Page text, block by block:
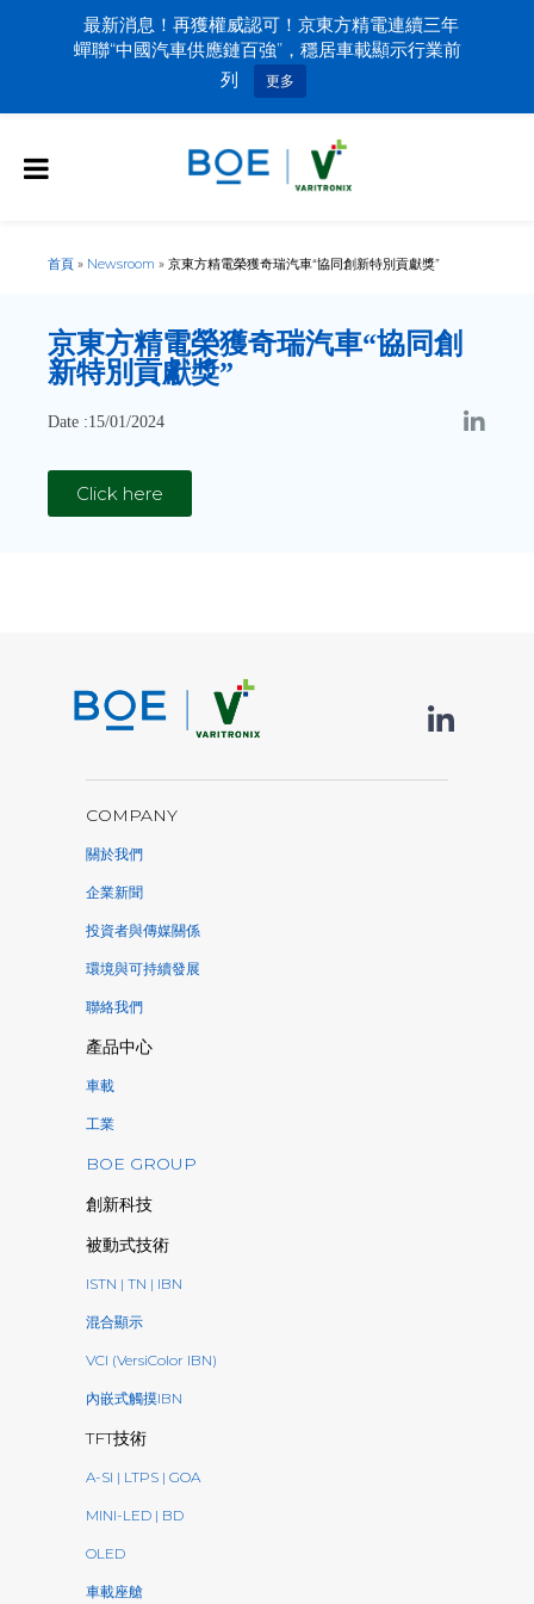
首頁 » Newsroom » 京東方精電榮獲奇瑞汽車“協同創新特別貢獻獎”
京東方精電榮獲奇瑞汽車“協同創
新特別貢獻獎”
Date :15/01/2024
Click here
COMPANY
關於我們
企業新聞
投資者與傳媒關係
環境與可持續發展
聯絡我們
產品中心
車載
工業
BOE GROUP
創新科技
被動式技術
ISTN | TN | IBN
混合顯示
VCI (VersiColor IBN)
內嵌式觸摸IBN
TFT技術
A-SI | LTPS | GOA
MINI-LED | BD
OLED
車載座艙
最新消息！再獲權威認可！京東方精電連續三年
蟬聯“中國汽車供應鏈百強”，穩居車載顯示行業前
列
更多